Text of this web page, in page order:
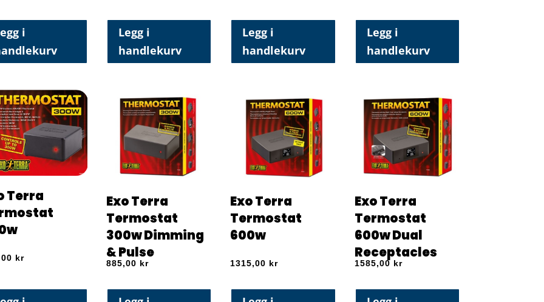
i
Legg i
handlekurv
Legg i
handlekurv
Legg i
handlekurv
Terra
kr
Exo Terra
Termostat
300w Dimming
& Pulse
885,00 kr
Exo Terra
Termostat
600w
1315,00 kr
Exo Terra
Termostat
600w Dual
Receptacles
1585,00 kr